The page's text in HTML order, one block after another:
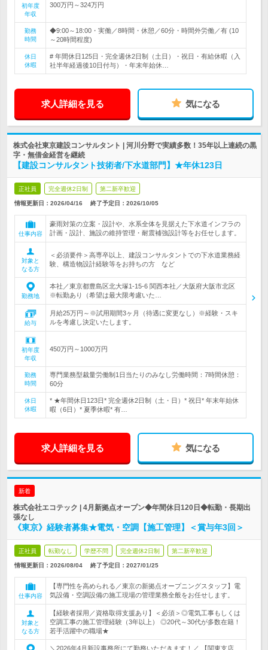
初年度
年収
300万円～324万円
勤務
時間
◆9:00～18:00・実働／8時間・休憩／60分・時間外労働／有 (10
～20時間程度)
休日
休暇
# 年間休日125日・完全週休2日制（土日）・祝日・有給休暇（入
社半年経過後10日付与）・年末年始休…
求人詳細を見る 気になる
株式会社東京建設コンサルタント | 河川分野で実績多数！35年以上連続の黒
字・無借金経営を継続
【建設コンサルタント技術者/下水道部門】★年休123日
正社員 完全週休2日制 第二新卒歓迎
情報更新日：2026/04/16 終了予定日： 2026/10/05
仕事内容
豪雨対策の立案・設計や、水系全体を見据えた下水道インフラの
計画・設計、施設の維持管理・耐震補強設計等をお任せします。
対象と
なる方
＜必須要件＞高専卒以上、建設コンサルタントでの下水道業務経
験、構造物設計経験等をお持ちの方 など
勤務地
本社／東京都豊島区北大塚1-15-6 関西本社／大阪府大阪市北区
※転勤あり（希望は最大限考慮いた…
給与
月給25万円～※試用期間3ヶ月（待遇に変更なし）※経験・スキ
ルを考慮し決定いたします。
初年度
年収
450万円～1000万円
勤務
時間
専門業務型裁量労働制1日当たりのみなし労働時間：7時間休憩：
60分
休日
休暇
* ★年間休日123日* 完全週休2日制（土・日）* 祝日* 年末年始休
暇（6日）* 夏季休暇* 有…
求人詳細を見る 気になる
新着
株式会社エコテック | 4月新拠点オープン◆年間休日120日◆転勤・長期出
張なし
《東京》経験者募集★電気・空調【施工管理】＜賞与年3回＞
正社員 転勤なし 学歴不問 完全週休2日制 第二新卒歓迎
情報更新日：2026/08/04 終了予定日： 2027/01/25
仕事内容
【専門性を高められる／東京の新拠点オープニングスタッフ】電
気設備・空調設備の施工現場の管理業務全般をお任せします。
対象と
なる方
【経験者採用／資格取得支援あり】＜必須＞◎電気工事もしくは
空調工事の施工管理経験（3年以上） ◎20代～30代が多数在籍！
若手活躍中の職場★
＼2026年4月新設事務所にて勤務いただきます！／ 【関東支店